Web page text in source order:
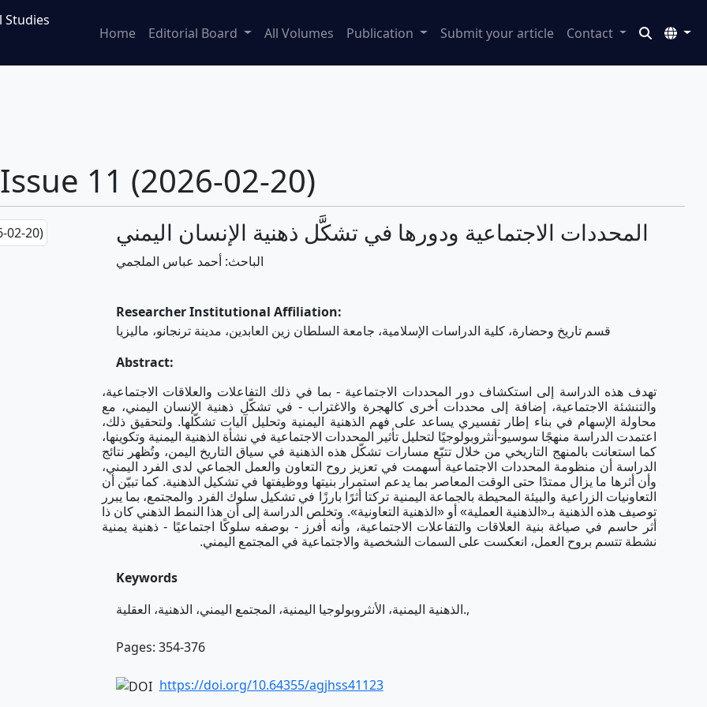
Studies
Home Editorial Board All Volumes Publication Submit your article Contact
11 (2026-02-20)
المحددات الاجتماعية ودورها في تشكَّل ذهنية الإنسان اليمني
الباحث: أحمد عباس الملجمي
Researcher Institutional Affiliation:
قسم تاريخ وحضارة، كلية الدراسات الإسلامية، جامعة السلطان زين العابدين، مدينة ترنجانو، ماليزيا
Abstract:
تهدف هذه الدراسة إلى استكشاف دور المحددات الاجتماعية - بما في ذلك التفاعلات والعلاقات الاجتماعية،
والتنشئة الاجتماعية، إضافة إلى محددات أخرى كالهجرة والاغتراب - في تشكّل ذهنية الإنسان اليمني، مع
محاولة الإسهام في بناء إطار تفسيري يساعد على فهم الذهنية اليمنية وتحليل آليات تشكّلها. ولتحقيق ذلك،
اعتمدت الدراسة منهجًا سوسيو-أنثروبولوجيًا لتحليل تأثير المحددات الاجتماعية في نشأة الذهنية اليمنية وتكوينها،
كما استعانت بالمنهج التاريخي من خلال تتبّع مسارات تشكّل هذه الذهنية في سياق التاريخ اليمن، وتُظهر نتائج
الدراسة أن منظومة المحددات الاجتماعية أسهمت في تعزيز روح التعاون والعمل الجماعي لدى الفرد اليمني،
وأن أثرها ما يزال ممتدًا حتى الوقت المعاصر بما يدعم استمرار بنيتها ووظيفتها في تشكيل الذهنية. كما تبيّن أن
التعاونيات الزراعية والبيئة المحيطة بالجماعة اليمنية تركتا أثرًا بارزًا في تشكيل سلوك الفرد والمجتمع، بما يبرر
توصيف هذه الذهنية بـ«الذهنية العملية» أو «الذهنية التعاونية». وتخلص الدراسة إلى أن هذا النمط الذهني كان ذا
أثر حاسم في صياغة بنية العلاقات والتفاعلات الاجتماعية، وأنه أفرز - بوصفه سلوكًا اجتماعيًا - ذهنية يمنية
نشطة تتسم بروح العمل، انعكست على السمات الشخصية والاجتماعية في المجتمع اليمني.
Keywords
الذهنية اليمنية، الأنثروبولوجيا اليمنية، المجتمع اليمني، الذهنية، العقلية.,
Pages: 354-376
https://doi.org/10.64355/agjhss41123